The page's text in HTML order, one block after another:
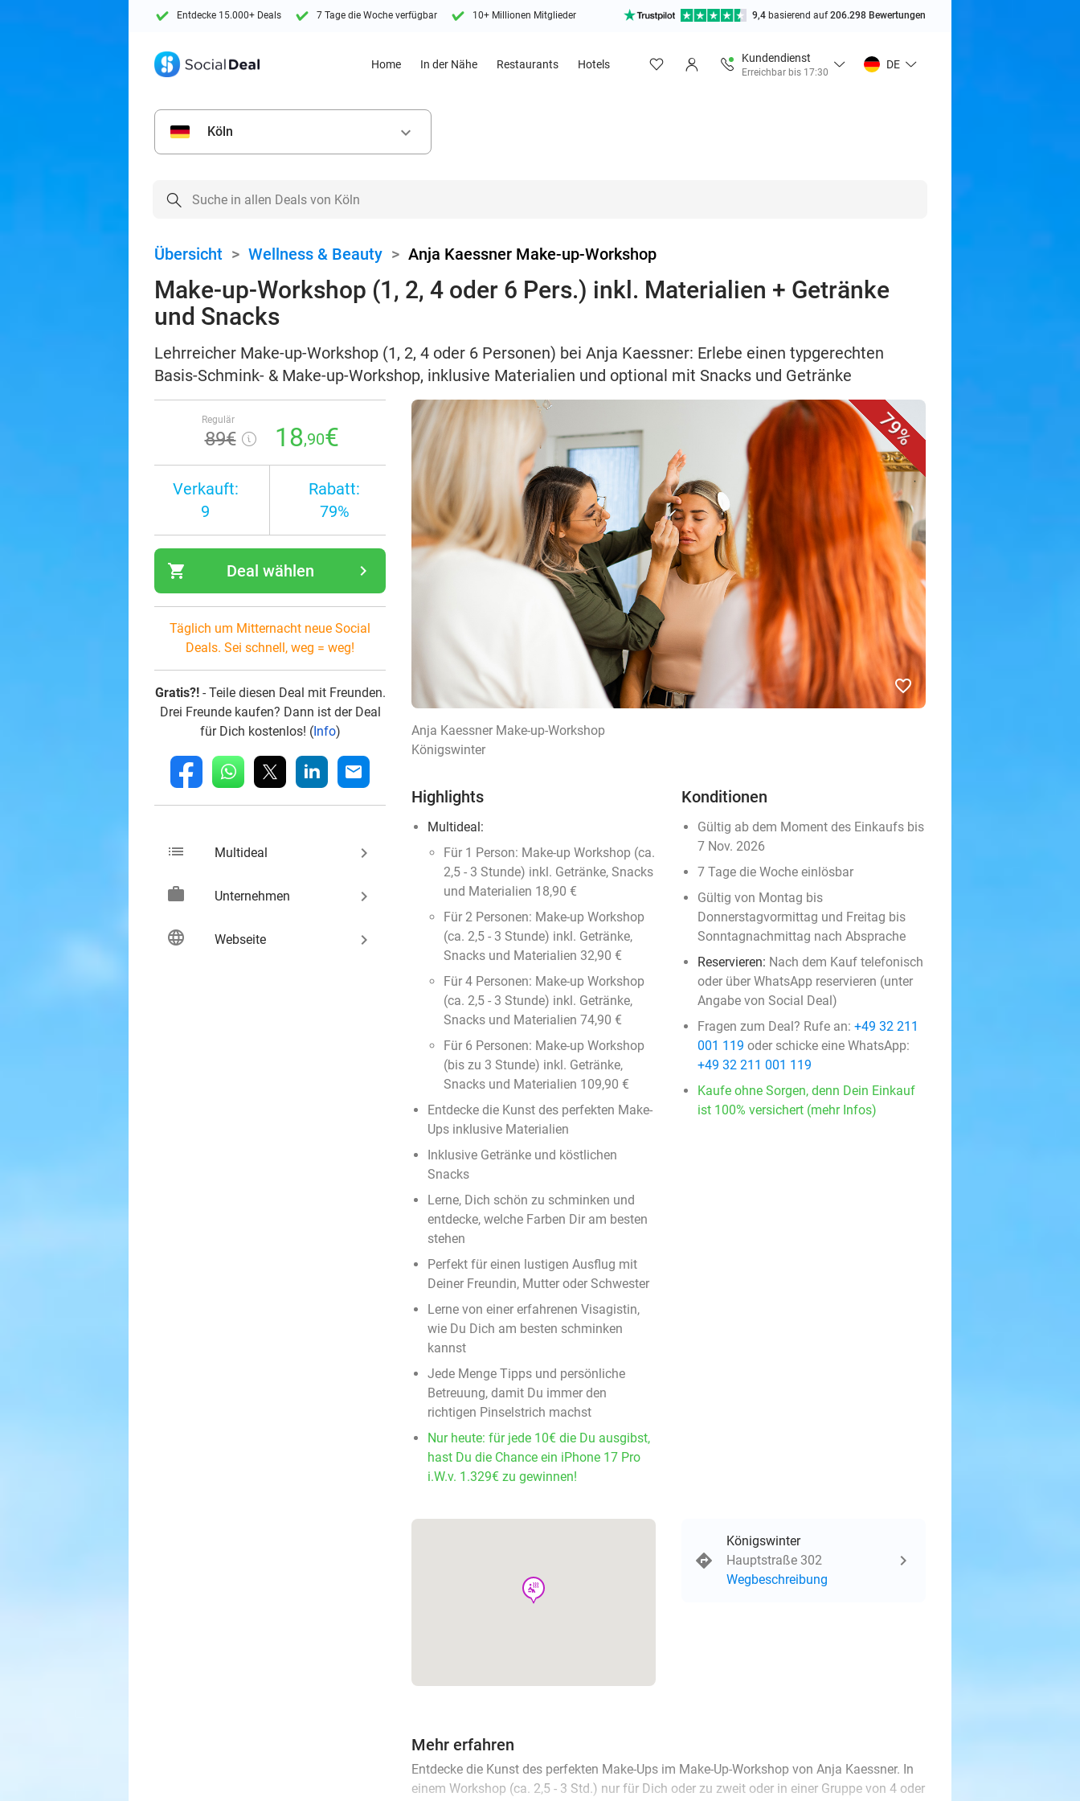
Entdecke 15.000+ Deals 7 Tage die Woche verfügbar 10+ Millionen Mitglieder 9,4 basierend auf206.298 Bewertungen
Home In der Nähe Restaurants Hotels
Kundendienst
Erreichbar bis 17:30
DE
Köln keyboard_arrow_down
Übersicht > Wellness & Beauty > Anja Kaessner Make-up-Workshop
Make-up-Workshop (1, 2, 4 oder 6 Pers.) inkl. Materialien + Getränke
und Snacks
Lehrreicher Make-up-Workshop (1, 2, 4 oder 6 Personen) bei Anja Kaessner: Erlebe einen typgerechten
Basis-Schmink- & Make-up-Workshop, inklusive Materialien und optional mit Snacks und Getränke
Regulär
89€ 18,90€
Verkauft:
9
Rabatt:
79%
shopping_cart navigate_next
Deal wählen
Täglich um Mitternacht neue Social
Deals. Sei schnell, weg = weg!
Gratis?!- Teile diesen Deal mit Freunden.
Drei Freunde kaufen? Dann ist der Deal
für Dich kostenlos! (Info)
fb whatsapp linkedin mail
list Multideal keyboard_arrow_right
work Unternehmen keyboard_arrow_right
language Webseite keyboard_arrow_right
79%
favorite_border
Anja Kaessner Make-up-Workshop
Königswinter
Highlights
Multideal:
Für 1 Person: Make-up Workshop (ca.
2,5 - 3 Stunde) inkl. Getränke, Snacks
und Materialien 18,90 €
Für 2 Personen: Make-up Workshop
(ca. 2,5 - 3 Stunde) inkl. Getränke,
Snacks und Materialien 32,90 €
Für 4 Personen: Make-up Workshop
(ca. 2,5 - 3 Stunde) inkl. Getränke,
Snacks und Materialien 74,90 €
Für 6 Personen: Make-up Workshop
(bis zu 3 Stunde) inkl. Getränke,
Snacks und Materialien 109,90 €
Entdecke die Kunst des perfekten Make-
Ups inklusive Materialien
Inklusive Getränke und köstlichen
Snacks
Lerne, Dich schön zu schminken und
entdecke, welche Farben Dir am besten
stehen
Perfekt für einen lustigen Ausflug mit
Deiner Freundin, Mutter oder Schwester
Lerne von einer erfahrenen Visagistin,
wie Du Dich am besten schminken
kannst
Jede Menge Tipps und persönliche
Betreuung, damit Du immer den
richtigen Pinselstrich machst
Nur heute: für jede 10€ die Du ausgibst,
hast Du die Chance ein iPhone 17 Pro
i.W.v. 1.329€ zu gewinnen!
Konditionen
Gültig ab dem Moment des Einkaufs bis
7 Nov. 2026
7 Tage die Woche einlösbar
Gültig von Montag bis
Donnerstagvormittag und Freitag bis
Sonntagnachmittag nach Absprache
Reservieren: Nach dem Kauf telefonisch
oder über WhatsApp reservieren (unter
Angabe von Social Deal)
Fragen zum Deal? Rufe an: +49 32 211
001 119 oder schicke eine WhatsApp:
+49 32 211 001 119
Kaufe ohne Sorgen, denn Dein Einkauf
ist 100% versichert (mehr Infos)
wellness
Königswinter
Hauptstraße 302
Wegbeschreibung
Mehr erfahren
Entdecke die Kunst des perfekten Make-Ups im Make-Up-Workshop von Anja Kaessner. In
einem Workshop (ca. 2,5 - 3 Std.) nur für Dich oder zu zweit oder in einer Gruppe von 4 oder